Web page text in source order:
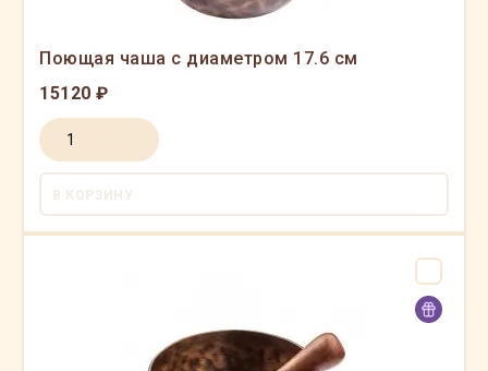
Поющая чаша с диаметром 17.6 см
15120 ₽
В КОРЗИНУ